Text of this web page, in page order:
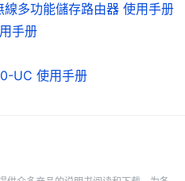
多功能儲存路由器 使用手册
手册
UC 使用手册